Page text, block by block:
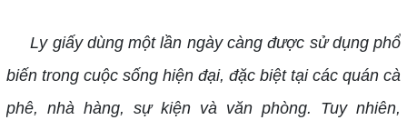
Ly giấy dùng một lần ngày càng được sử dụng phổ
biến trong cuộc sống hiện đại, đặc biệt tại các quán cà
phê, nhà hàng, sự kiện và văn phòng. Tuy nhiên,